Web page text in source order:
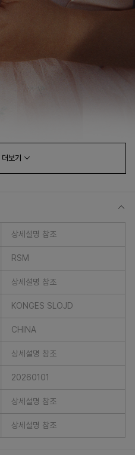
더보기
상세설명 참조
RSM
상세설명 참조
KONGES SLOJD
CHINA
상세설명 참조
20260101
상세설명 참조
상세설명 참조